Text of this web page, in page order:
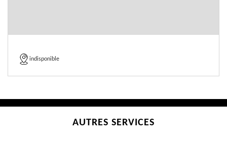
indisponible
AUTRES SERVICES